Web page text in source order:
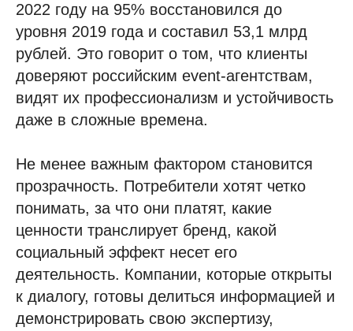
2022 году на 95% восстановился до
уровня 2019 года и составил 53,1 млрд
рублей. Это говорит о том, что клиенты
доверяют российским event-агентствам,
видят их профессионализм и устойчивость
даже в сложные времена.
Не менее важным фактором становится
прозрачность. Потребители хотят четко
понимать, за что они платят, какие
ценности транслирует бренд, какой
социальный эффект несет его
деятельность. Компании, которые открыты
к диалогу, готовы делиться информацией и
демонстрировать свою экспертизу,